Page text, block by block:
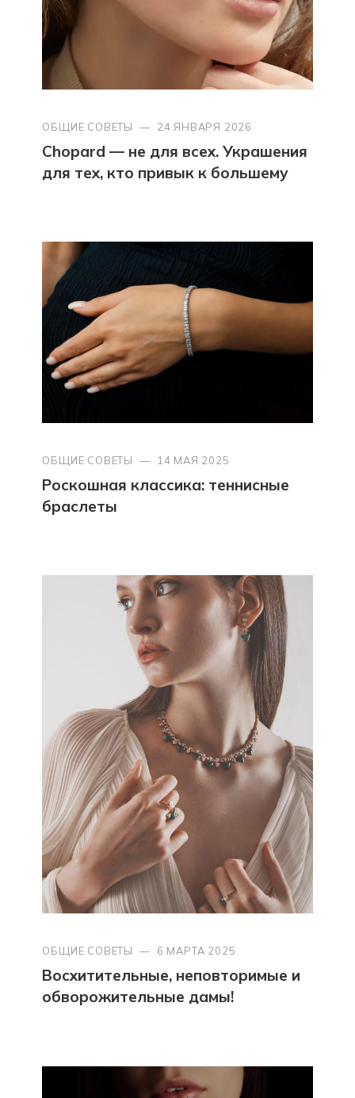
ОБЩИЕ СОВЕТЫ — 24 ЯНВАРЯ 2026
Chopard — не для всех. Украшения
для тех, кто привык к большему
ОБЩИЕ СОВЕТЫ — 14 МАЯ 2025
Роскошная классика: теннисные
браслеты
ОБЩИЕ СОВЕТЫ — 6 МАРТА 2025
Восхитительные, неповторимые и
обворожительные дамы!